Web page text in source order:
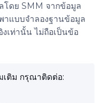
โดย SMM จากข้อมูล
าแบบจำลองฐานข้อมูล
เท่านั้น ไม่ถือเป็นข้อ
เติม กรุณาติดต่อ: